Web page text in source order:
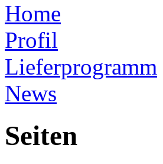
Home
Profil
Lieferprogramm
News
Seiten